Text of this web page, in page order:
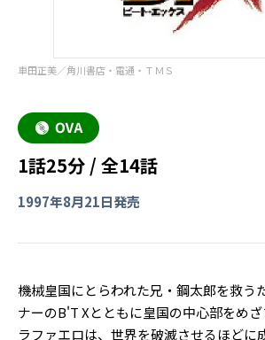
車田正美／角川書店・電通・ＴＭＳ
1話25分 / 全14話
1997年8月21日発売
機械皇国にとらわれた兄・鋼太郎を救う
ナーのB'T Xとともに皇国の中心部をめ
ラファエロは、世界を破滅させるほどに